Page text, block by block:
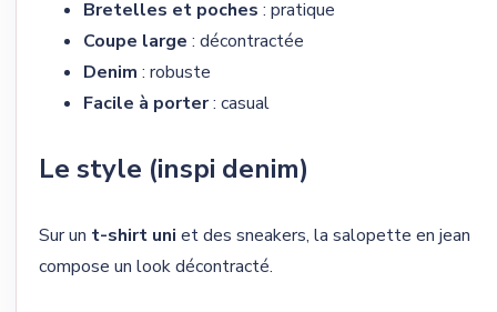
Bretelles et poches : pratique
Coupe large : décontractée
Denim : robuste
Facile à porter: casual
Le style (inspi denim)
Sur un t-shirt uni et des sneakers, la salopette en jean
compose un look décontracté.